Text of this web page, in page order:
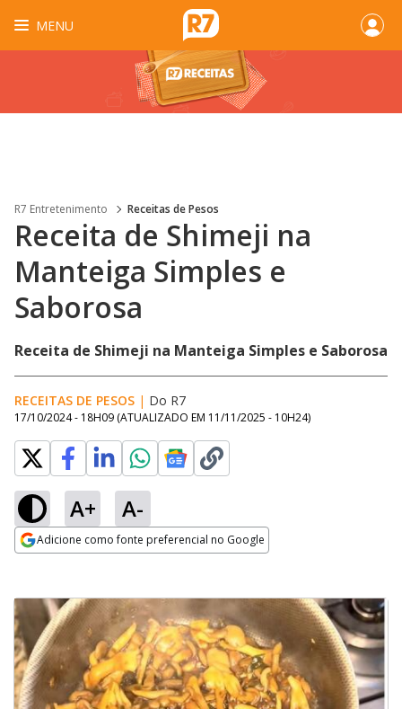
MENU
R7 Entretenimento Receitas de Pesos
Receita de Shimeji na
Manteiga Simples e
Saborosa
Receita de Shimeji na Manteiga Simples e Saborosa
RECEITAS DE PESOS | Do R7
17/10/2024 - 18H09 (ATUALIZADO EM 11/11/2025 - 10H24)
A+ A-
Adicione como fonte preferencial no Google